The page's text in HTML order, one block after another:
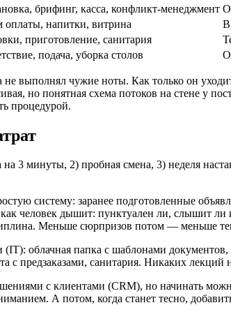
брифинг, касса, конфликт-менеджмент
оплаты, напитки, витрина
приготовление, санитария
подача, уборка столов
выполнял чужие ноты. Как только он
но понятная схема потоков на стене у
процедурой.
3 минуты, 2) пробная смена, 3) неделя
систему: заранее подготовленные
человек дышит: пунктуален ли, слышит ли
Меньше сюрпризов потом — меньше
облачная папка с шаблонами
с предзаказами, санитария. Никаких
с клиентами (CRM), но начинать
А потом, когда станет тесно,